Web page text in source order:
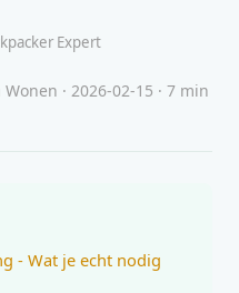
Expert
· 2026-02-15 · 7 min
- Wat je echt nodig